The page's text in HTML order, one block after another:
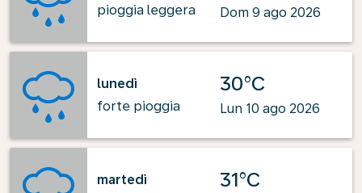
pioggia leggera
Dom 9 ago 2026
lunedì
forte pioggia
30°C
Lun 10 ago 2026
martedì
31°C